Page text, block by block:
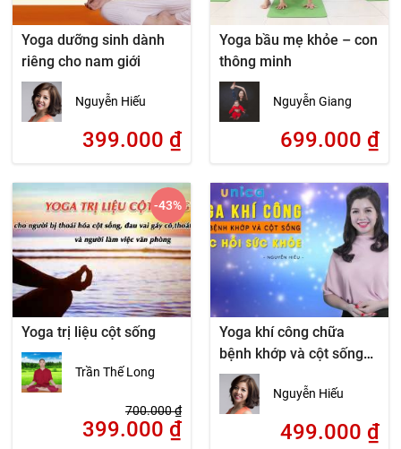
Yoga dưỡng sinh dành
riêng cho nam giới
Nguyễn Hiếu
399.000 ₫
Yoga bầu mẹ khỏe – con
thông minh
Nguyễn Giang
699.000 ₫
Yoga trị liệu cột sống
Trần Thế Long
700.000₫
399.000 ₫
-43%
Yoga khí công chữa
bệnh khớp và cột sống
phục hồi sức khỏe
Nguyễn Hiếu
499.000 ₫